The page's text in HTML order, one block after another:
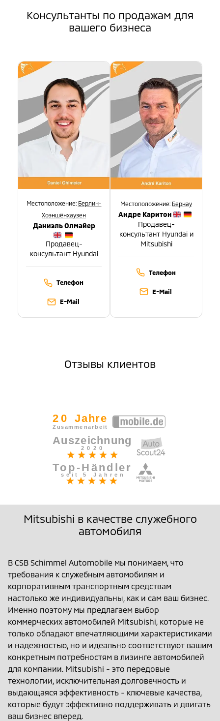
Консультанты по продажам для
вашего бизнеса
Местоположение: Берлин-
Хоэншёнхаузен
Даниэль Олмайер
Продавец-
консультант Hyundai
Телефон
E-Mail
Местоположение: Бернау
Андре Каритон
Продавец-
консультант Hyundai и
Mitsubishi
Телефон
E-Mail
Отзывы клиентов
Mitsubishi в качестве служебного
автомобиля
В CSB Schimmel Automobile мы понимаем, что
требования к служебным автомобилям и
корпоративным транспортным средствам
настолько же индивидуальны, как и сам ваш бизнес.
Именно поэтому мы предлагаем выбор
коммерческих автомобилей Mitsubishi, которые не
только обладают впечатляющими характеристиками
и надежностью, но и идеально соответствуют вашим
конкретным потребностям в лизинге автомобилей
для компании. Mitsubishi - это передовые
технологии, исключительная долговечность и
выдающаяся эффективность - ключевые качества,
которые будут эффективно поддерживать и двигать
ваш бизнес вперед.